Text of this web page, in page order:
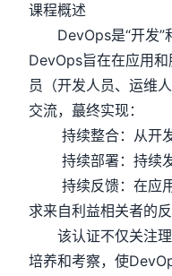
课程概述
DevOps是“开发”和
DevOps旨在在应用
员（开发人员、运维
交流，蕞终实现：
持续整合：从开发
持续部署：持续发
持续反馈：在应用
求来自利益相关者的
该认证不仅关注理
培养和考察，使